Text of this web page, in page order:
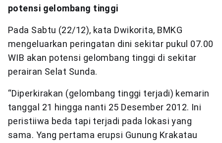
potensi gelombang tinggi
Pada Sabtu (22/12), kata Dwikorita, BMKG
mengeluarkan peringatan dini sekitar pukul 07.00
WIB akan potensi gelombang tinggi di sekitar
perairan Selat Sunda.
“Diperkirakan (gelombang tinggi terjadi) kemarin
tanggal 21 hingga nanti 25 Desember 2012. Ini
peristiiwa beda tapi terjadi pada lokasi yang
sama. Yang pertama erupsi Gunung Krakatau